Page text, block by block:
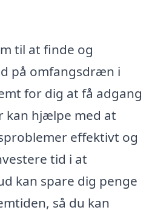
til at finde og
på omfangsdræn i
for dig at få adgang
kan hjælpe med at
effektivt og
tid i at
kan spare dig penge
så du kan